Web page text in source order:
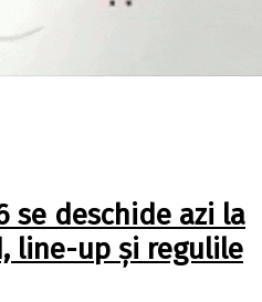
se deschide azi la
line-up și regulile